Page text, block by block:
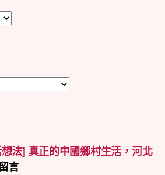
法] 真正的中國鄉村生活，河北
言